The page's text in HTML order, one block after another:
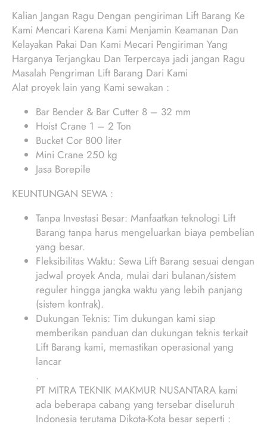
Kalian Jangan Ragu Dengan pengiriman Lift Barang Ke
Kami Mencari Karena Kami Menjamin Keamanan Dan
Kelayakan Pakai Dan Kami Mecari Pengiriman Yang
Harganya Terjangkau Dan Terpercaya jadi jangan Ragu
Masalah Pengriman Lift Barang Dari Kami
Alat proyek lain yang Kami sewakan :
Bar Bender & Bar Cutter 8 – 32 mm
Hoist Crane 1 – 2 Ton
Bucket Cor 800 liter
Mini Crane 250 kg
Jasa Borepile
KEUNTUNGAN SEWA :
Tanpa Investasi Besar: Manfaatkan teknologi Lift
Barang tanpa harus mengeluarkan biaya pembelian
yang besar.
Fleksibilitas Waktu: Sewa Lift Barang sesuai dengan
jadwal proyek Anda, mulai dari bulanan/sistem
reguler hingga jangka waktu yang lebih panjang
(sistem kontrak).
Dukungan Teknis: Tim dukungan kami siap
memberikan panduan dan dukungan teknis terkait
Lift Barang kami, memastikan operasional yang
lancar
.
PT MITRA TEKNIK MAKMUR NUSANTARA kami
ada beberapa cabang yang tersebar diseluruh
Indonesia terutama Dikota-Kota besar seperti :